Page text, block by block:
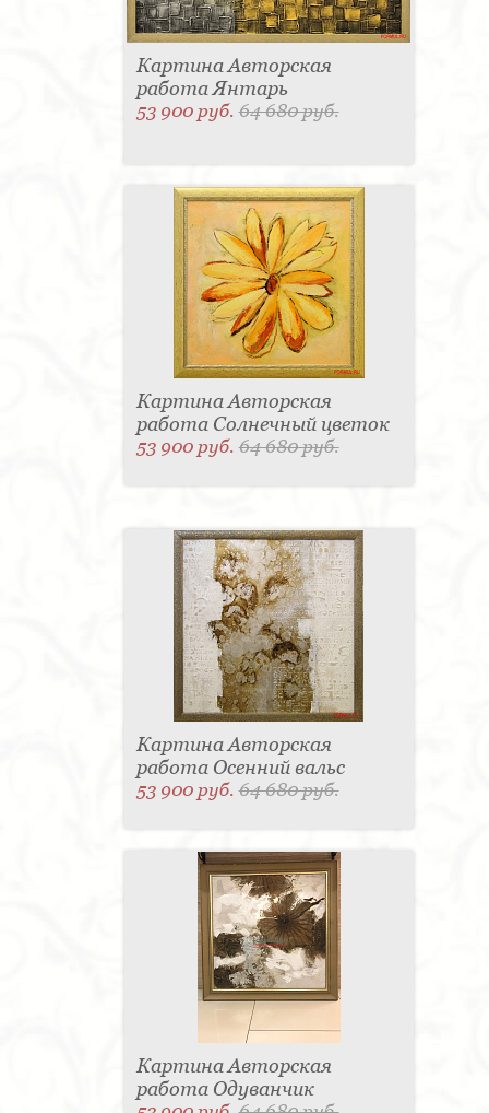
Картина Авторская
работа Янтарь
53 900 руб.64 680 руб.
Картина Авторская
работа Солнечный цветок
53 900 руб.64 680 руб.
Картина Авторская
работа Осенний вальс
53 900 руб.64 680 руб.
Картина Авторская
работа Одуванчик